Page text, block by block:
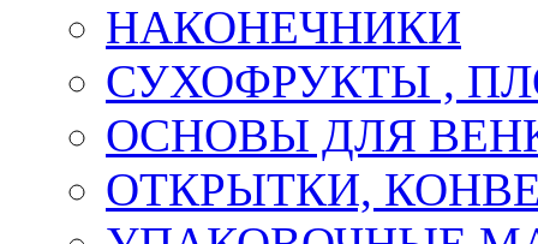
НАКОНЕЧНИКИ
СУХОФРУКТЫ ,
ОСНОВЫ ДЛЯ
ОТКРЫТКИ,